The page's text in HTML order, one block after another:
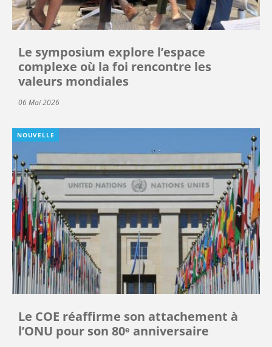
Le symposium explore l’espace
complexe où la foi rencontre les
valeurs mondiales
06 Mai 2026
NOUVELLE
Le COE réaffirme son attachement à
l’ONU pour son 80ᵉ anniversaire